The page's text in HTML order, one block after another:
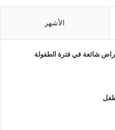
الأشهر
شائعة في فترة الطفولة